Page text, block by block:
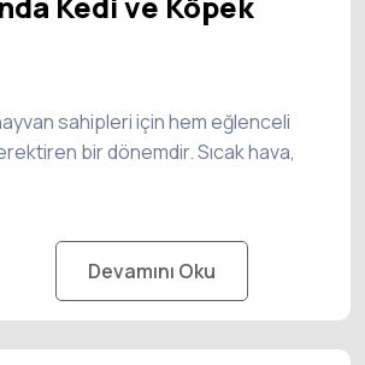
sahipleri için hem eğlenceli
bir dönemdir. Sıcak hava,
Devamını Oku